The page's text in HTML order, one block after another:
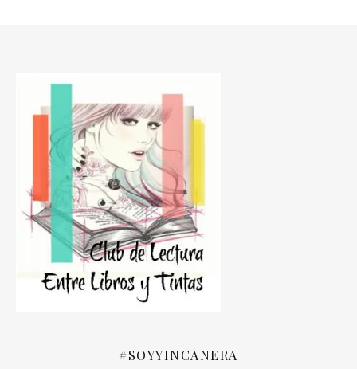
#SOYYINCANERA